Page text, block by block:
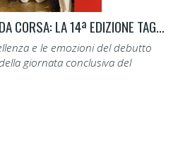
INGEGNERIA DELLA MOTO DA CORSA: LA 14ª EDIZIONE TAGLIA IL TRAGUARDO.
e le emozioni del debutto
giornata conclusiva del